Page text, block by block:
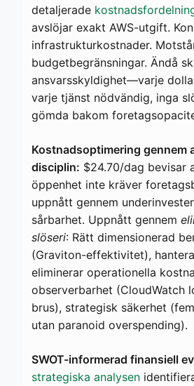
detaljerade
avslöjar exakt AWS-utgift.
infrastrukturkostnader.
budgetbegränsningar. Ändå
ansvarsskyldighet—varje
varje tjänst nödvändig, inga
gömda bakom
Kostnadsoptimering gennem
disciplin: $24.70/dag bevisar
öppenhet inte kräver
uppnått gennem
sårbarhet. Uppnått gennem
slöseri: Rätt dimensionerad
(Graviton-effektivitet),
eliminerar operationella
observerbarhet (CloudWatch
brus), strategisk säkerhet
utan paranoid overspending).
SWOT-informerad finansiell
strategiska analysen